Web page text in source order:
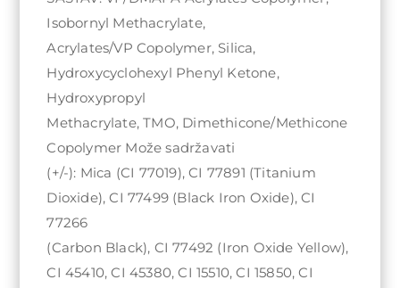
Isobornyl Methacrylate,
Acrylates/VP Copolymer, Silica,
Hydroxycyclohexyl Phenyl Ketone,
Hydroxypropyl
Methacrylate, TMO, Dimethicone/Methicone
Copolymer Može sadržavati
(+/-): Mica (CI 77019), CI 77891 (Titanium
Dioxide), CI 77499 (Black Iron Oxide), CI
77266
(Carbon Black), CI 77492 (Iron Oxide Yellow),
CI 45410, CI 45380, CI 15510, CI 15850, CI